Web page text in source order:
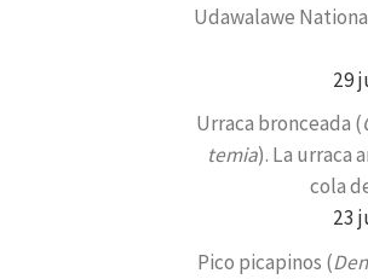
Udawalawe
29
Urraca bronceada (
temia). La urraca
cola
23
Pico picapinos (